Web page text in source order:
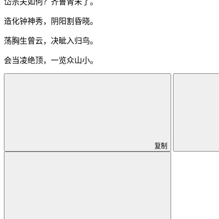
岱宗夫如何？齐鲁青未了。
造化钟神秀，阴阳割昏晓。
荡胸生曾云，决眦入归鸟。
会当凌绝顶，一览众山小。
复制